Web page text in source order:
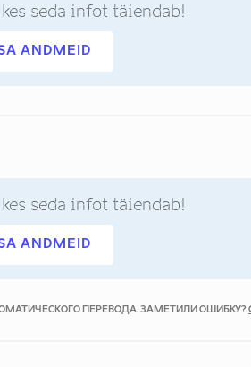
seda infot täiendab!
ANDMEID
seda infot täiendab!
ANDMEID
ПЕРЕВОДА. ЗАМЕТИЛИ ОШИБКУ?